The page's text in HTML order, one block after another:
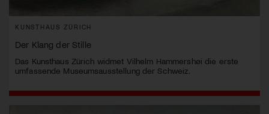
KUNSTHAUS ZÜRICH
Der Klang der Stille
Das Kunsthaus Zürich widmet Vilhelm Hammershøi die erste
umfassende Museumsausstellung der Schweiz.